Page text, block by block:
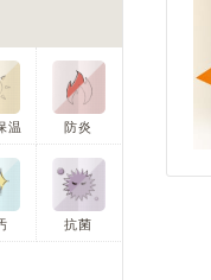
温 防炎
抗菌